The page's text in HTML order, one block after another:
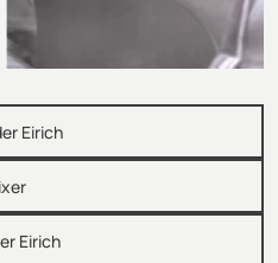
Eirich
Eirich